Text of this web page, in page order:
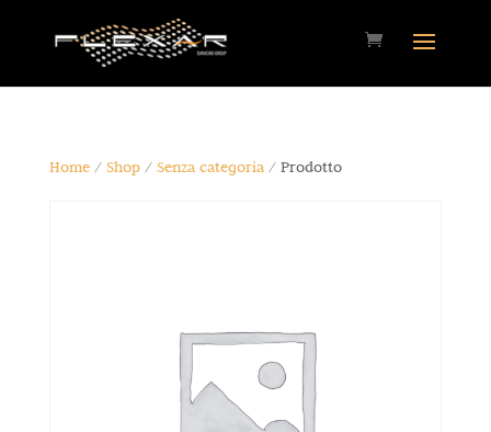
Home/ Shop/ Senza categoria/ Prodotto